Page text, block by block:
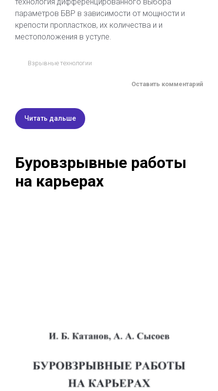
параметров БВР в зависимости от мощности и
крепости пропластков, их количества и и
местоположения в уступе.
Взрывные технологии
Оставить комментарий
Читать дальше
Буровзрывные работы
на карьерах